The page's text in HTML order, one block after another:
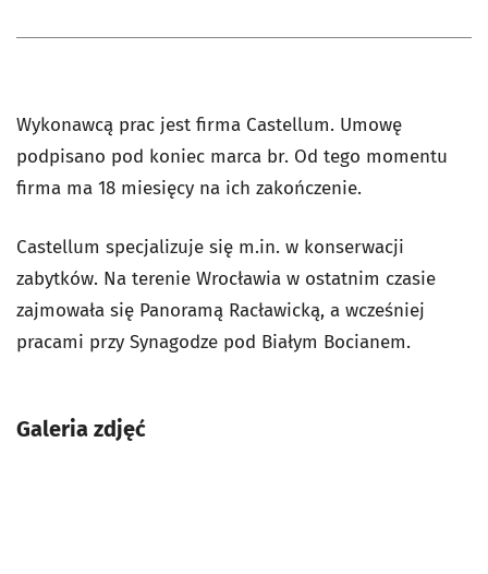
Wykonawcą prac jest firma Castellum. Umowę
podpisano pod koniec marca br. Od tego momentu
firma ma 18 miesięcy na ich zakończenie.
Castellum specjalizuje się m.in. w konserwacji
zabytków. Na terenie Wrocławia w ostatnim czasie
zajmowała się Panoramą Racławicką, a wcześniej
pracami przy Synagodze pod Białym Bocianem.
Galeria zdjęć